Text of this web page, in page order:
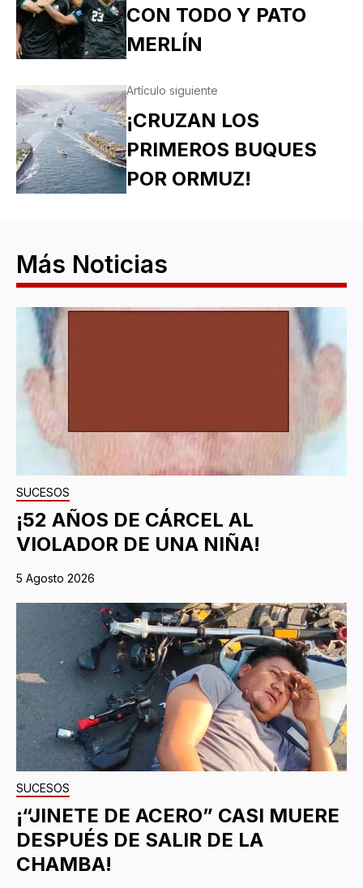
CON TODO Y PATO
MERLÍN
Artículo siguiente
¡CRUZAN LOS
PRIMEROS BUQUES
POR ORMUZ!
Más Noticias
SUCESOS
¡52 AÑOS DE CÁRCEL AL
VIOLADOR DE UNA NIÑA!
5 Agosto 2026
SUCESOS
¡“JINETE DE ACERO” CASI MUERE
DESPUÉS DE SALIR DE LA
CHAMBA!